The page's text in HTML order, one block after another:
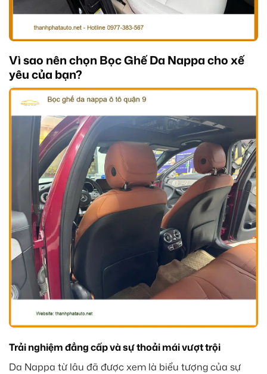
Vì sao nên chọn Bọc Ghế Da Nappa cho xế
yêu của bạn?
Trải nghiệm đẳng cấp và sự thoải mái vượt trội
Da Nappa từ lâu đã được xem là biểu tượng của sự